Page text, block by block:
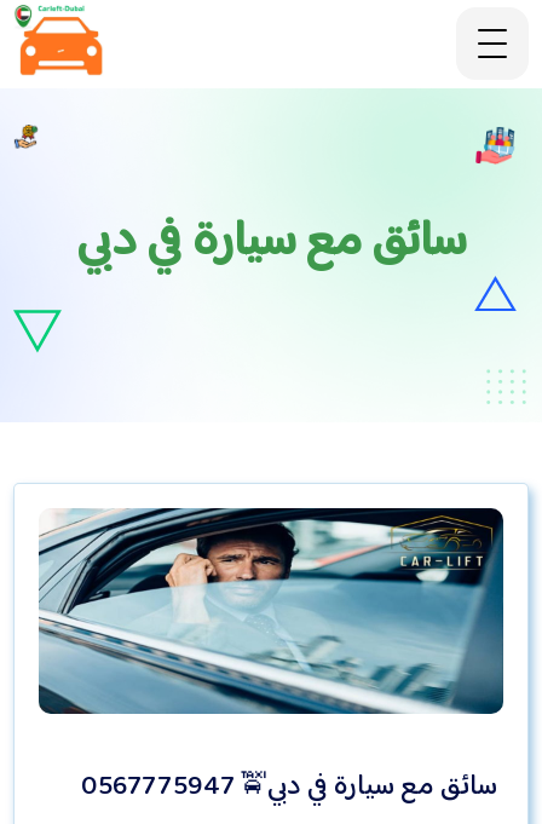
سائق مع سيارة في دبي
سائق مع سيارة في دبي🚖 0567775947